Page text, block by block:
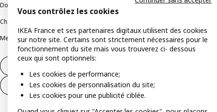
Documents juridiques et informations légales
Charte de protection des données
Mentions légales Alertes fraudeRappel produitAccessibilité : non conforme
Formulaire de rétractation – services
Vous contrôlez les cookies
IKEA France et ses partenaires digitaux utilisent des cookies
sur notre site. Certains sont strictement nécessaires pour le
fonctionnement du site mais vous trouverez ci- dessous
ceux qui sont optionnels:
Les cookies de performance;
Les cookies de personnalisation du site;
Les cookies pour une publicité ciblée.